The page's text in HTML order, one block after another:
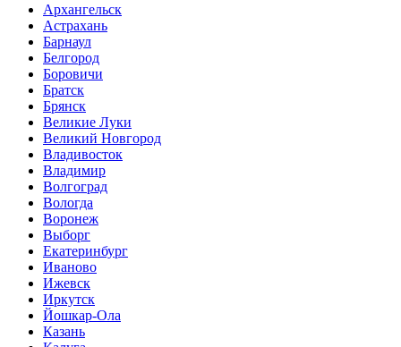
Архангельск
Астрахань
Барнаул
Белгород
Боровичи
Братск
Брянск
Великие Луки
Великий Новгород
Владивосток
Владимир
Волгоград
Вологда
Воронеж
Выборг
Екатеринбург
Иваново
Ижевск
Иркутск
Йошкар-Ола
Казань